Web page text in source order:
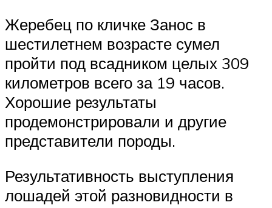
Жеребец по кличке Занос в
шестилетнем возрасте сумел
пройти под всадником целых 309
километров всего за 19 часов.
Хорошие результаты
продемонстрировали и другие
представители породы.
Результативность выступления
лошадей этой разновидности в